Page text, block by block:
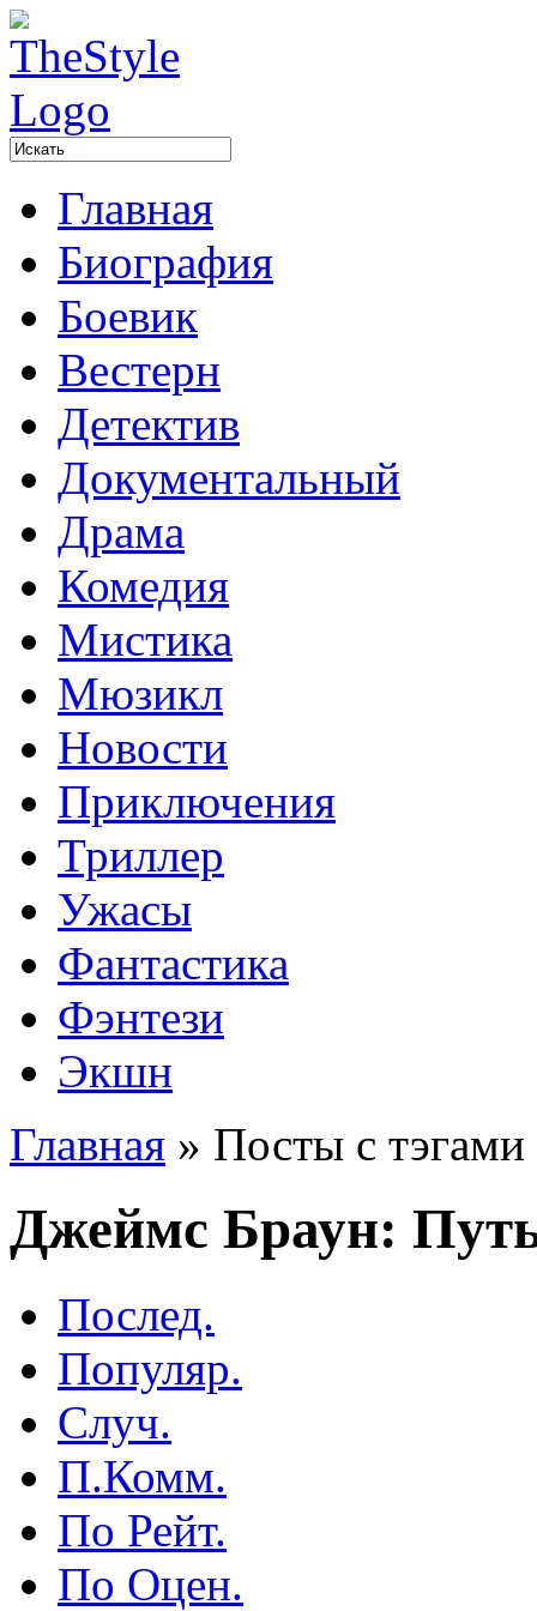
Главная
Биография
Боевик
Вестерн
Детектив
Документальный
Драма
Комедия
Мистика
Мюзикл
Новости
Приключения
Триллер
Ужасы
Фантастика
Фэнтези
Экшн
Главная » Посты с
Джеймс Браун:
Послед.
Популяр.
Случ.
П.Комм.
По Рейт.
По Оцен.